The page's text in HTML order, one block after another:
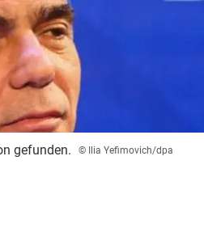
gefunden. © Ilia Yefimovich/dpa